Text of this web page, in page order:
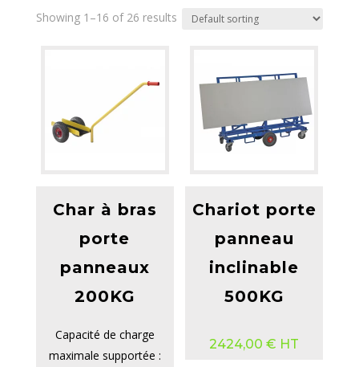
Showing 1–16 of 26 results
Char à bras
porte
panneaux
200KG
Capacité de charge
maximale supportée :
Chariot porte
panneau
inclinable
500KG
2424,00€ HT